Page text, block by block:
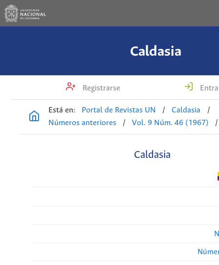
Caldasia
Registrarse
Está en: Portal de Revistas UN / Caldasia
/
Números anteriores
/ Vol. 9 Núm. 46 (1967) /
Caldasia